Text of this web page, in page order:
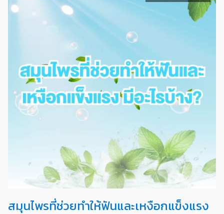
สมุนไพรที่ช่วยทำให้ฟันและเหงือกแข็งแรง